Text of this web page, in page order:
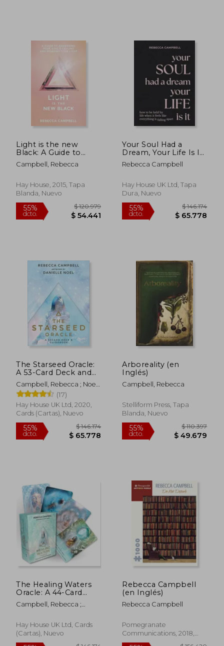
55%
dcto. $ 54.441
45%
dcto. $
Light is the new
Black: A Guide to
Answering Your
Soul's Callings and
(en Inglés)
Campbell, Rebecca
Hay House, 2015, Tapa
Blanda, Nuevo
55%
dcto.
$ 120.979
$ 54.441
Your Soul Had a
Dream, Your Life Is It:
How to Be Held by
Life When It Feels
Falling Apart (en
Inglés)
Rebecca Campbell
Hay House UK Ltd, Tapa
Dura, Nuevo
55%
dcto.
$
$
The Starseed Oracle:
A 53-Card Deck and
Guid (en Inglés)
Campbell, Rebecca ; Noel,
Danielle
(17)
Hay House UK Ltd, 2020,
Cards (Cartas), Nuevo
Arboreality (en
Inglés)
Campbell, Rebecca
Stelliform Press, Tapa
Blanda, Nuevo
The Healing Waters
Oracle: A 44-Card
Deck and Guidebook
(en Inglés)
Campbell, Rebecca ;
Hay House UK Ltd, Cards
(Cartas), Nuevo
Rebecca Campbell
(en Inglés)
Rebecca Campbell
Pomegranate
Communications, 2018,
Puzzle, Nuevo